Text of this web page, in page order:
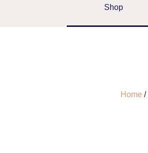
Shop
Home /